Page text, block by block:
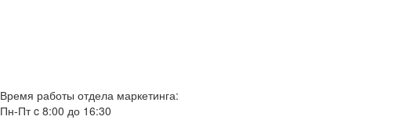
Время работы отдела маркетинга:
Пн-Пт c 8:00 до 16:30